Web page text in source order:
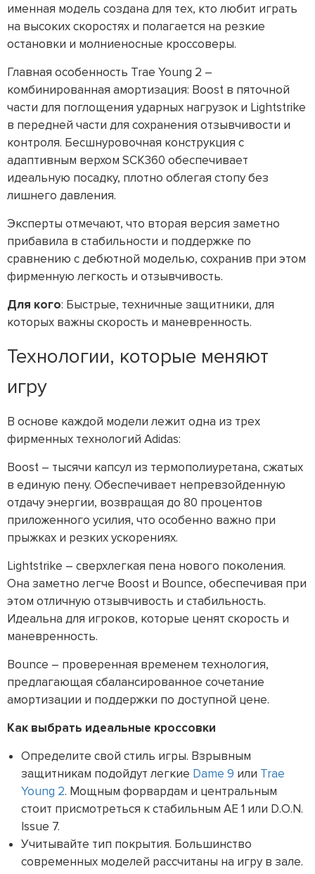
именная модель создана для тех, кто любит играть
на высоких скоростях и полагается на резкие
остановки и молниеносные кроссоверы.
Главная особенность Trae Young 2 –
комбинированная амортизация: Boost в пяточной
части для поглощения ударных нагрузок и Lightstrike
в передней части для сохранения отзывчивости и
контроля. Бесшнуровочная конструкция с
адаптивным верхом SCK360 обеспечивает
идеальную посадку, плотно облегая стопу без
лишнего давления.
Эксперты отмечают, что вторая версия заметно
прибавила в стабильности и поддержке по
сравнению с дебютной моделью, сохранив при этом
фирменную легкость и отзывчивость.
Для кого: Быстрые, техничные защитники, для
которых важны скорость и маневренность.
Технологии, которые меняют
игру
В основе каждой модели лежит одна из трех
фирменных технологий Adidas:
Boost – тысячи капсул из термополиуретана, сжатых
в единую пену. Обеспечивает непревзойденную
отдачу энергии, возвращая до 80 процентов
приложенного усилия, что особенно важно при
прыжках и резких ускорениях.
Lightstrike – сверхлегкая пена нового поколения.
Она заметно легче Boost и Bounce, обеспечивая при
этом отличную отзывчивость и стабильность.
Идеальна для игроков, которые ценят скорость и
маневренность.
Bounce – проверенная временем технология,
предлагающая сбалансированное сочетание
амортизации и поддержки по доступной цене.
Как выбрать идеальные кроссовки
Определите свой стиль игры. Взрывным
защитникам подойдут легкие Dame 9 или Trae
Young 2. Мощным форвардам и центральным
стоит присмотреться к стабильным AE 1 или D.O.N.
Issue 7.
Учитывайте тип покрытия. Большинство
современных моделей рассчитаны на игру в зале.